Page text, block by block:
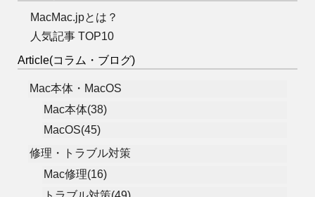
MacMac.jpとは？
人気記事 TOP10
Article(コラム・ブログ)
Mac本体・MacOS
Mac本体(38)
MacOS(45)
修理・トラブル対策
Mac修理(16)